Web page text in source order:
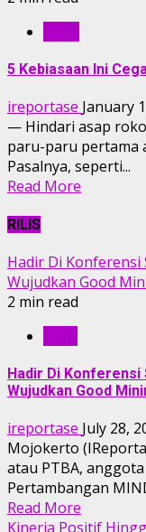
5 Kebiasaan Ini
ireportase January
— Hindari asap
paru-paru pertama
Pasalnya, seperti...
Read More
RILIS
Hadir Di Konferensi
Wujudkan Good
2 min read
Hadir Di Konferensi
Wujudkan Good
ireportase July 28,
Mojokerto
atau PTBA,
Pertambangan
Read More
Kinerja Positif